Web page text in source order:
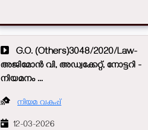
G.O. (Others)3048/2020/Law-
അജിമോൻ‍ വി, അഡ്വക്കേറ്റ്, നോട്ടറി -
നിയമനം ...
നിയമ വകുപ്പ്
12-03-2026